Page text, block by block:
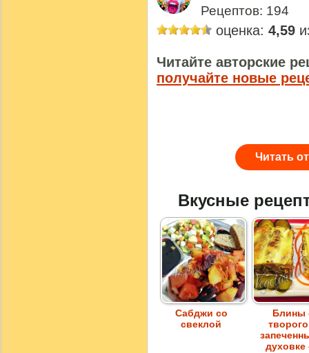
Рецептов: 194
оценка: 4,59
Читайте авторские
получайте новые
Читать
Вкусные
Сабджи со
свеклой
Блины
духовке